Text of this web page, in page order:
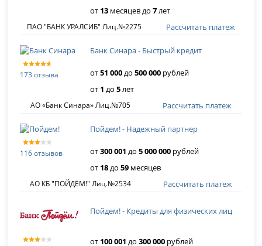
от 13 месяцев до7лет
ПАО "БАНК УРАЛСИБ" Лиц.№2275 Рассчитать платеж
173 отзыва
Банк Синара - Быстрый кредит
от51 000до500 000 рублей
от 1 до5лет
АО «Банк Синара» Лиц.№705 Рассчитать платеж
116 отзывов
Пойдем! - Надежный партнер
от300 001 до5 000 000 рублей
от 18до59 месяцев
АО КБ "ПОЙДЁМ!" Лиц.№2534 Рассчитать платеж
Пойдем! - Кредиты для физических лиц
от 100 001 до300 000 рублей